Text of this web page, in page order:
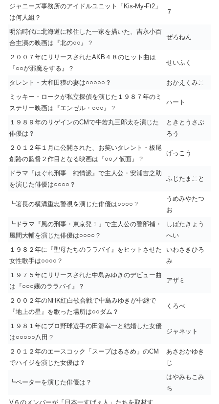
ジャニーズ事務所のアイドルユニット「Kis-My-Ft2」
は何人組？
７
明治時代に北海道に移住した一家を描いた、吉永小百
合主演の映画は『北の○○』？
ぜろねん
２００７年にリリースされたAKB４８のヒット曲は
『○○が邪魔をする』？
せいふく
タレント・大和田獏の妻は○○○○○？
おかえくみこ
ミッキー・ロークが私立探偵を演じた１９８７年のミ
ステリー映画は『エンゼル・○○○』？
ハート
１９８９年のリゲインのCMで牛若丸三郎太を演じた
俳優は？
ときとうさぶ
ろう
２０１２年１月に公開された、お笑いタレント・板尾
創路の監督２作目となる映画は『○○ノ仮面』？
げっこう
ドラマ『はぐれ刑事 純情派』で主人公・安浦吉之助
を演じた俳優は○○○○？
ふじたまこと
┗署長の横溝重忠警視を演じた俳優は○○○○？
うめみやたつ
お
┗ドラマ『風の刑事・東京発！』で主人公の警部補・
風間大輔を演じた俳優は○○○○？
しばたきょう
へい
１９８２年に『聖母たちのララバイ』をヒットさせた
女性歌手は○○○○？
いわさきひろ
み
１９７５年にリリースされた中島みゆきのデビュー曲
は『○○○嬢のララバイ』？
アザミ
２００２年のNHK紅白歌合戦で中島みゆきが中継で
『地上の星』を歌った場所は○○ダム？
くろべ
１９８１年にプロ野球選手の田淵幸一と結婚した女優
は○○○○○八田？
ジャネット
２０１２年のエースコック「スープはるさめ」のCM
でハイジを演じた女優は？
あさおかゆき
じ
┗ペーターを演じた俳優は？
はやみもこみ
ち
V６のメンバーが「日本一すげぇ人」たちを取材す